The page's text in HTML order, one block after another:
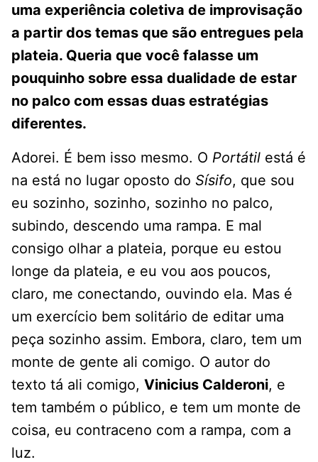
uma experiência coletiva de improvisação
a partir dos temas que são entregues pela
plateia. Queria que você falasse um
pouquinho sobre essa dualidade de estar
no palco com essas duas estratégias
diferentes.
Adorei. É bem isso mesmo. O Portátil está é
na está no lugar oposto do Sísifo, que sou
eu sozinho, sozinho, sozinho no palco,
subindo, descendo uma rampa. E mal
consigo olhar a plateia, porque eu estou
longe da plateia, e eu vou aos poucos,
claro, me conectando, ouvindo ela. Mas é
um exercício bem solitário de editar uma
peça sozinho assim. Embora, claro, tem um
monte de gente ali comigo. O autor do
texto tá ali comigo, Vinicius Calderoni, e
tem também o público, e tem um monte de
coisa, eu contraceno com a rampa, com a
luz.